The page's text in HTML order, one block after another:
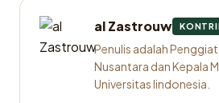
al Zastrouw
Penulis adalah
Nusantara dan Kepala
Universitas Iindonesia.